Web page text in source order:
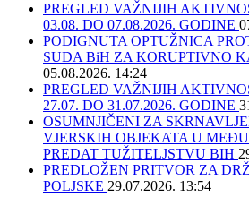
PREGLED VAŽNIJIH
03.08. DO 07.08.2026. GODINE
PODIGNUTA OPTUŽNICA
SUDA BiH ZA KORUPTIVNO
05.08.2026. 14:24
PREGLED VAŽNIJIH
27.07. DO 31.07.2026. GODINE
OSUMNJIČENI ZA
VJERSKIH OBJEKATA U
PREDAT TUŽITELJSTVU BIH
PREDLOŽEN PRITVOR ZA
POLJSKE 29.07.2026. 13:54